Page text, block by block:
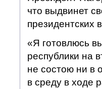
что выдвинет
президентских
«Я готовлюсь
республики на
не состою ни в
в среду в ходе